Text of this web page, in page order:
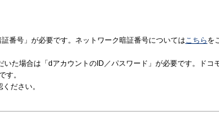
番号」が必要です。ネットワーク暗証番号についてはこちら を
た場合は「dアカウントのID／パスワード」が必要です。ドコ
す。
ください。